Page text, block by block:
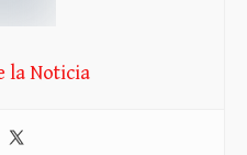
la Noticia